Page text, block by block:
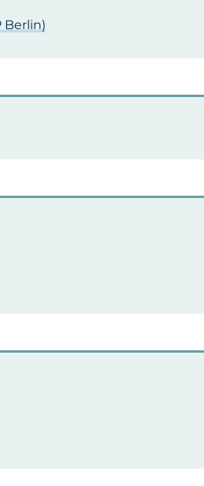
Berlin)